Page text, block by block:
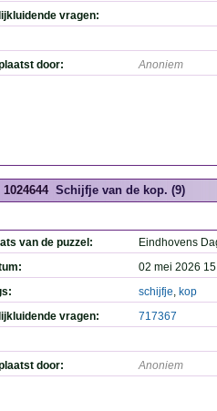
vragen:
door: Anoniem
1024644 Schijfje van de kop. (9)
van de puzzel:
Eindhovens
02 mei 2026
schijfje, kop
vragen:
717367
door: Anoniem